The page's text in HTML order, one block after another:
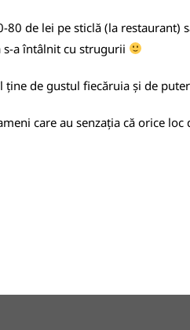
de lei pe sticlă (la
s-a întâlnit cu strugurii
de gustul fiecăruia și de
care au senzația că orice